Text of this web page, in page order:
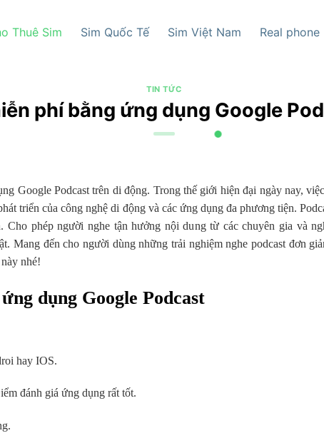
Thuê Sim Sim Quốc Tế Sim Việt Nam Real phone
TIN TỨC
phí bằng ứng dụng Google
Google Podcast trên di động. Trong thế giới hiện đại ngày nay,
triển của công nghệ di động và các ứng dụng đa phương tiện.
Cho phép người nghe tận hưởng nội dung từ các chuyên gia và
Mang đến cho người dùng những trải nghiệm nghe podcast đơn
nhé!
dụng Google Podcast
hay IOS.
đánh giá ứng dụng rất tốt.